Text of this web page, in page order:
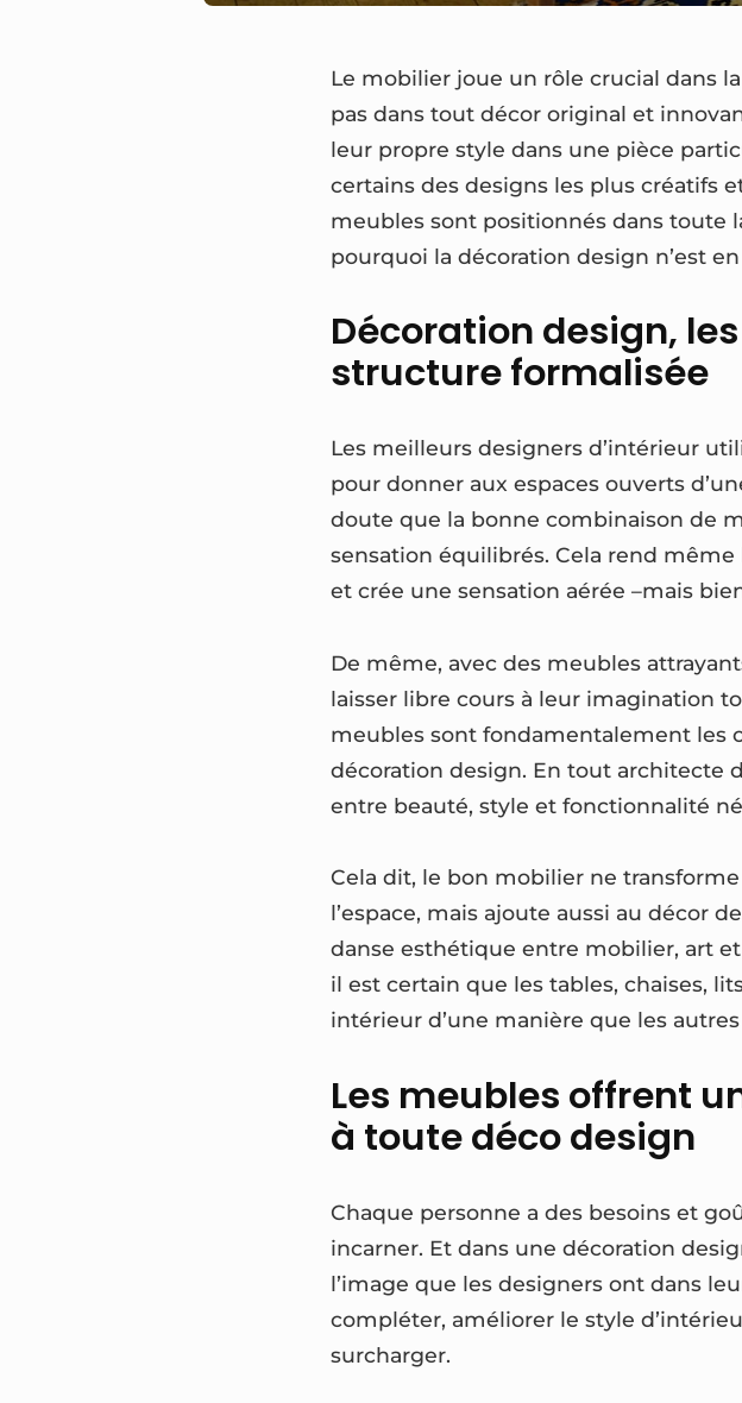
Le mobilier joue un rôle crucial dans
pas dans tout décor original et
leur propre style dans une pièce
certains des designs les plus créatifs
meubles sont positionnés dans toute
pourquoi la décoration design n’est
Décoration design,
structure formalisée
Les meilleurs designers d’intérieur
pour donner aux espaces ouverts
doute que la bonne combinaison de
sensation équilibrés. Cela rend
et crée une sensation aérée –mais
De même, avec des meubles
laisser libre cours à leur imagination
meubles sont fondamentalement les
décoration design. En tout architecte
entre beauté, style et fonctionnalité
Cela dit, le bon mobilier ne
l’espace, mais ajoute aussi au décor
danse esthétique entre mobilier, art
il est certain que les tables, chaises,
intérieur d’une manière que les
Les meubles offrent
à toute déco design
Chaque personne a des besoins et
incarner. Et dans une décoration
l’image que les designers ont dans
compléter, améliorer le style
surcharger.